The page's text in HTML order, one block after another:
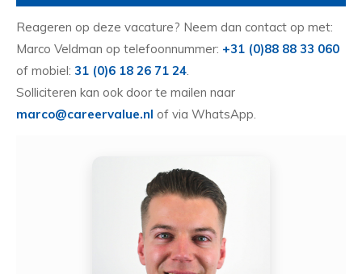
Reageren op deze vacature? Neem dan contact op met:
Marco Veldman op telefoonnummer: +31 (0)88 88 33 060
of mobiel: 31 (0)6 18 26 71 24.
Solliciteren kan ook door te mailen naar
marco@careervalue.nl of via WhatsApp.